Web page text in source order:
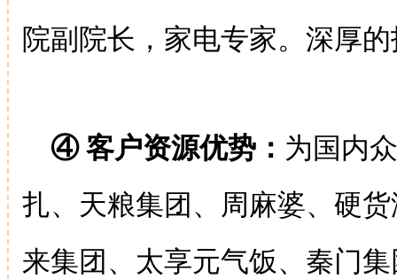
院副院长，家电专家。深厚
④ 客户资源优势： 为国内
扎、天粮集团、周麻婆、硬
来集团、太享元气饭、秦门